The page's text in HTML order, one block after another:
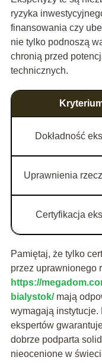
ryzyka
finansowania czy
nie tylko podnoszą
chronią przed
technicznych.
Dokładność
Uprawnienia
Certyfikacja
Pamiętaj, że tylko
przez uprawnionego
https://
bialystok/mają
wymagają instytucje.
ekspertów
dobrze podparta
nieocenione w